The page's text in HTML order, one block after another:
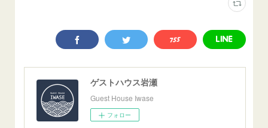
ゲストハウス岩瀬
Guest House Iwase
フォロー